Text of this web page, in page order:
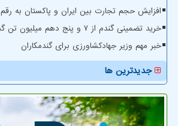
افزایش حجم تجارت بین ایران و پاکستان به رقم 10 میلیارد دلار
خرید تضمینی گندم از ۷ و پنج دهم میلیون تن گذشت
خبر مهم وزیر جهادکشاورزی برای گندمکاران
جدیدترین ها